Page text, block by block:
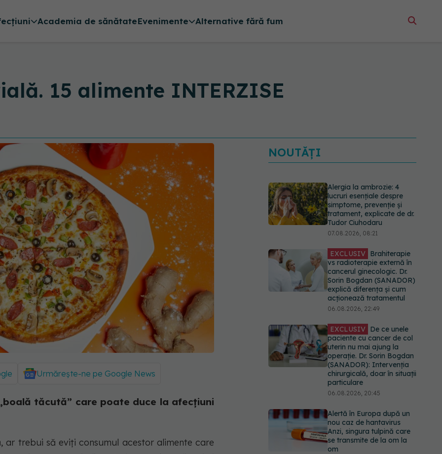
Academia de sănătateEvenimente Alternative fără fum
15 alimente INTERZISE
Urmărește-ne pe Google News
tăcută” care poate duce la afecțiuni
ar trebui să eviți consumul acestor alimente care
NOUTĂȚI
Alergia la ambrozie: 4
lucruri esențiale despre
simptome, prevenție și
tratament, explicate de dr.
Tudor Ciuhodaru
07.08.2026, 08:21
EXCLUSIV Brahiterapie
vs radioterapie externă în
cancerul ginecologic. Dr.
Sorin Bogdan (SANADOR)
explică diferența și cum
acționează tratamentul
06.08.2026, 22:49
EXCLUSIV De ce unele
paciente cu cancer de col
uterin nu mai ajung la
operație. Dr. Sorin Bogdan
(SANADOR): Intervenția
chirurgicală, doar în situații
particulare
06.08.2026, 20:45
Alertă în Europa după un
nou caz de hantavirus
Anzi, singura tulpină care
se transmite de la om la
om